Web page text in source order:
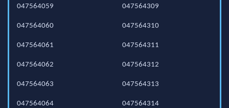
047564059
047564060
047564061
047564062
047564063
047564064
047564309
047564310
047564311
047564312
047564313
047564314